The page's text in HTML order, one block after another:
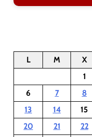
L M X
1
6
7 8
13
14 15
20
21 22